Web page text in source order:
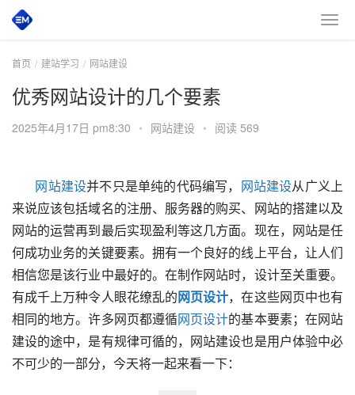
首页 建站学习 网站建设
优秀网站设计的几个要素
2025年4月17日 pm8:30 • 网站建设 • 阅读 569
网站建设并不只是单纯的代码编写， 网站建设从广义上
来说应该包括域名的注册、服务器的购买、网站的搭建以及
网站的运营再到最后实现盈利等这几方面。现在，网站是任
何成功业务的关键要素。拥有一个良好的线上平台，让人们
相信您是该行业中最好的。在制作网站时，设计至关重要。
有成千上万种令人眼花缭乱的网页设计，在这些网页中也有
相同的地方。许多网页都遵循网页设计的基本要素；在网站
建设的途中，是有规律可循的，网站建设也是用户体验中必
不可少的一部分，今天将一起来看一下：